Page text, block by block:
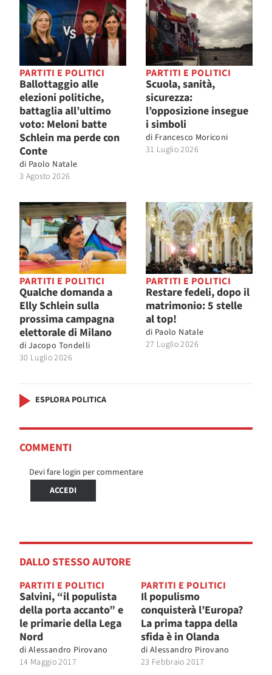
PARTITI E POLITICI
Ballottaggio alle
elezioni politiche,
battaglia all’ultimo
voto: Meloni batte
Schlein ma perde con
Conte
di Paolo Natale
3 Agosto 2026
PARTITI E POLITICI
Scuola, sanità,
sicurezza:
l’opposizione insegue
i simboli
di Francesco Moriconi
31 Luglio 2026
PARTITI E POLITICI
Qualche domanda a
Elly Schlein sulla
prossima campagna
elettorale di Milano
di Jacopo Tondelli
30 Luglio 2026
PARTITI E POLITICI
Restare fedeli, dopo il
matrimonio: 5 stelle
al top!
di Paolo Natale
27 Luglio 2026
ESPLORA POLITICA
COMMENTI
Devi fare login per commentare
ACCEDI
DALLO STESSO AUTORE
PARTITI E POLITICI
Salvini, “il populista
della porta accanto” e
le primarie della Lega
Nord
di Alessandro Pirovano
14 Maggio 2017
PARTITI E POLITICI
Il populismo
conquisterà l’Europa?
La prima tappa della
sfida è in Olanda
di Alessandro Pirovano
23 Febbraio 2017